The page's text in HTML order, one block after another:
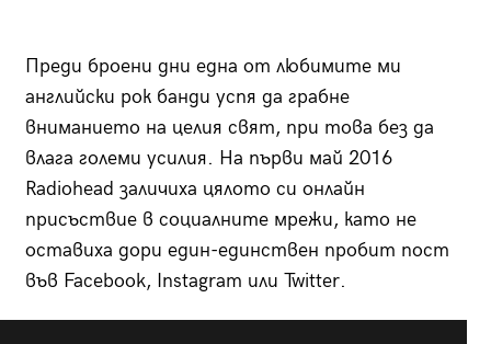
Преди броени дни една от любимите ми
английски рок банди успя да грабне
вниманието на целия свят, при това без да
влага големи усилия. На първи май 2016
Radiohead заличиха цялото си онлайн
присъствие в социалните мрежи, като не
оставиха дори един-единствен пробит пост
във Facebook, Instagram или Twitter.